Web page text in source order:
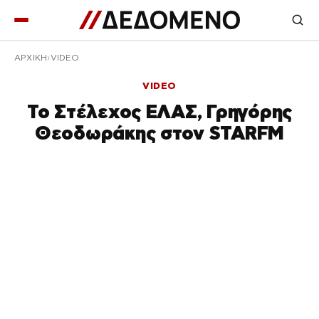
ΑΡΧΙΚΉ VIDEO
VIDEO
Το Στέλεχος ΕΛΑΣ, Γρηγόρης
Θεοδωράκης στον STARFM